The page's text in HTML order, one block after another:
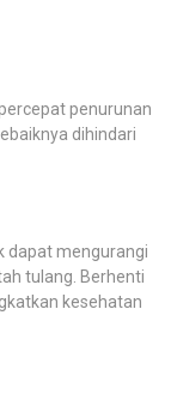
penurunan
dihindari
dapat mengurangi
tulang. Berhenti
kesehatan